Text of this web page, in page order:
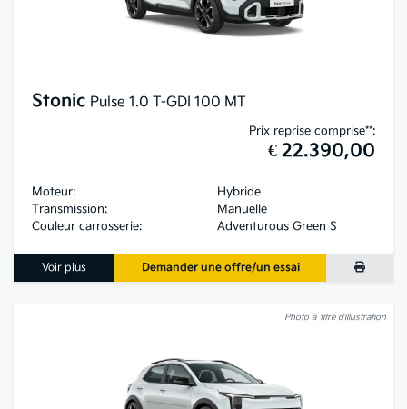
Stonic Pulse 1.0 T-GDI 100 MT
Prix reprise comprise**:
€ 22.390,00
Moteur:
Hybride
Transmission:
Manuelle
Couleur carrosserie:
Adventurous Green S
Voir plus Demander une offre/un essai
Photo à titre d’illustration